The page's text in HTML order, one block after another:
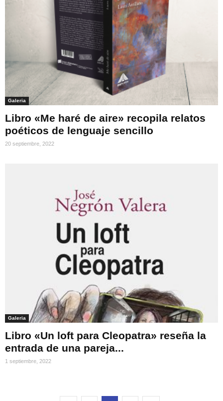
Galeria
Libro «Me haré de aire» recopila relatos
poéticos de lenguaje sencillo
20 septiembre, 2022
Galeria
Libro «Un loft para Cleopatra» reseña la
entrada de una pareja...
1 septiembre, 2022